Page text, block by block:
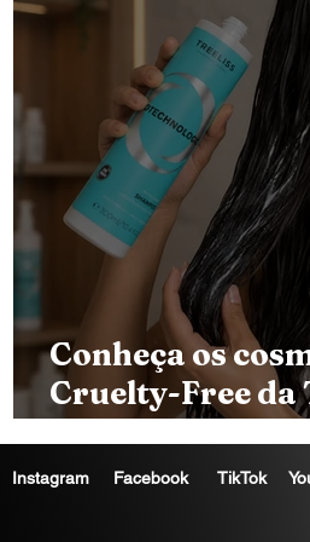
Conheça os
Cruelty-Free da
linhas
tipos de cabelo,
Instagram Facebook TikTok